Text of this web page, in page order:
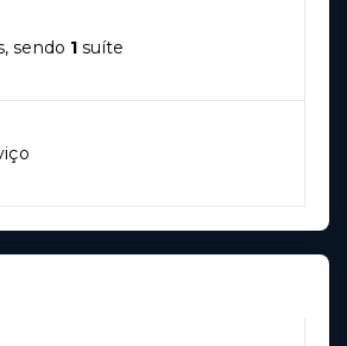
sendo 1 suíte